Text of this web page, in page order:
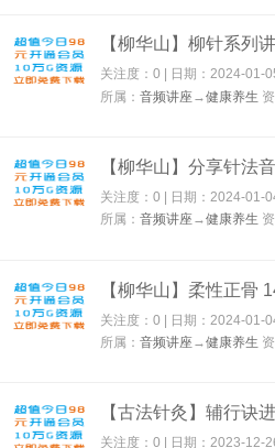
关注度：0 | 日期：2024-01-
所属：音频讲座→健康养生
关注度：0 | 日期：2024-01-
所属：音频讲座→健康养生
【柳华山】柔性正骨
关注度：0 | 日期： 2024-01-
所属：音频讲座→健康养生
关注度：0 | 日期：2023-12-